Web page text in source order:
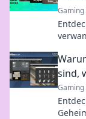
Gaming
sind,
Gaming